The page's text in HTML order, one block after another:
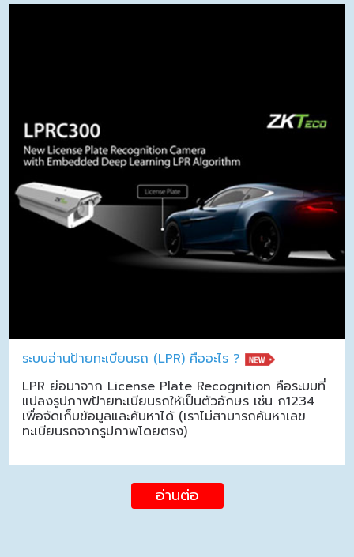
ระบบอ่านป้ายทะเบียนรถ (LPR) คืออะไร ?
LPR ย่อมาจาก License Plate Recognition คือระบบที่
แปลงรูปภาพป้ายทะเบียนรถให้เป็นตัวอักษร เช่น ก1234
เพื่อจัดเก็บข้อมูลและค้นหาได้ (เราไม่สามารถค้นหาเลข
ทะเบียนรถจากรูปภาพโดยตรง)
อ่านต่อ